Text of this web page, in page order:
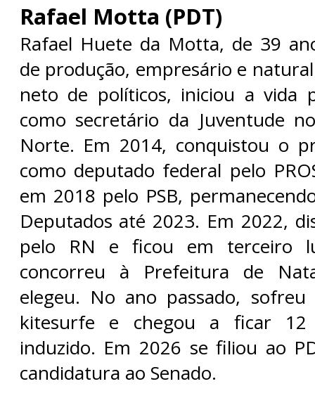
Rafael Motta (PDT)
Rafael Huete da Motta, de 39
de produção, empresário e
neto de políticos, iniciou a vida
como secretário da Juventude
Norte. Em 2014, conquistou o
como deputado federal pelo
em 2018 pelo PSB,
Deputados até 2023. Em 2022,
pelo RN e ficou em terceiro
concorreu à Prefeitura de
elegeu. No ano passado,
kitesurfe e chegou a ficar
induzido. Em 2026 se filiou ao
candidatura ao Senado.